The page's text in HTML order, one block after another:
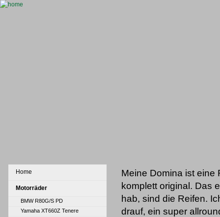
Home
Motorräder
BMW R80G/S PD
Yamaha XT660Z Tenere
Meine Domina ist eine
komplett original. Das
hab, sind die Reifen.
drauf, ein super